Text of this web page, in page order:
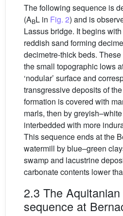
The following sequence is
(ABL in Fig. 2) and is
Lassus bridge. It begins
reddish sand forming
decimetre-thick beds.
the small topographic lows
‘nodular’ surface and
transgressive deposits of
formation is covered with
marls, then by
interbedded with more
This sequence ends at the
watermill by blue–green
swamp and lacustrine
carbonate contents lower
2.3 The
sequence at